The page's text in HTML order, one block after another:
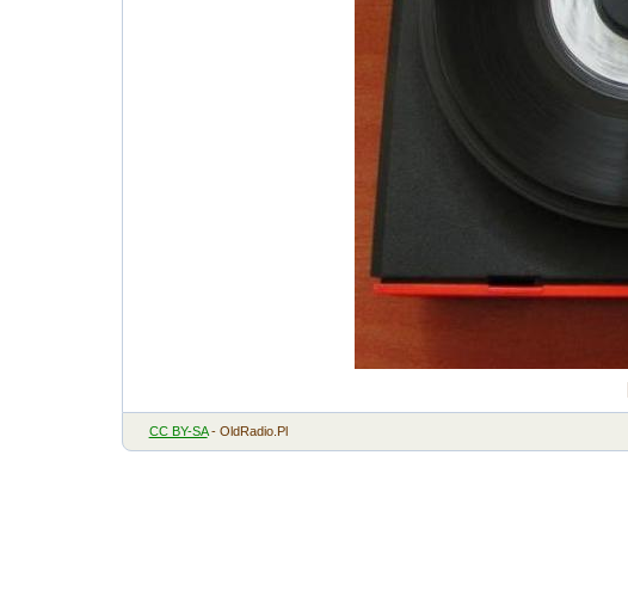
CC BY-SA- OldRadio.Pl